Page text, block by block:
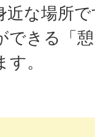
近な場所
できる「
。